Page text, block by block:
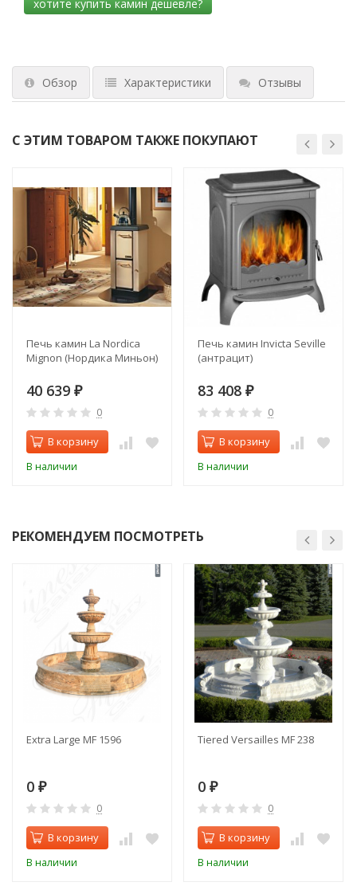
Обзор Характеристики Отзывы
С ЭТИМ ТОВАРОМ ТАКЖЕ ПОКУПАЮТ
Печь камин La Nordica
Mignon (Нордика Миньон)
40 639 ₽
0
В корзину
В наличии
Печь камин Invicta Seville
(антрацит)
83 408 ₽
0
В корзину
В наличии
РЕКОМЕНДУЕМ ПОСМОТРЕТЬ
Extra Large MF 1596
0 ₽
0
В корзину
В наличии
Tiered Versailles MF 238
0 ₽
0
В корзину
В наличии